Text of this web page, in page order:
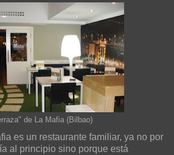
de La Mafia (Bilbao)
es un restaurante familiar, ya no por
al principio sino porque está